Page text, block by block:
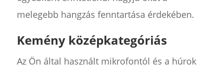
melegebb hangzás fenntartása érdekében.
Kemény középkategóriás
Az Ön által használt mikrofontól és a húrok